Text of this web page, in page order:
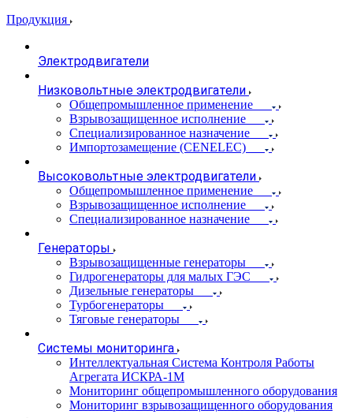
Продукция
Электродвигатели
Низковольтные электродвигатели
Общепромышленное применение
Взрывозащищенное исполнение
Специализированное назначение
Импортозамещение (CENELEC)
Высоковольтные электродвигатели
Общепромышленное применение
Взрывозащищенное исполнение
Специализированное назначение
Генераторы
Взрывозащищенные генераторы
Гидрогенераторы для малых ГЭС
Дизельные генераторы
Турбогенераторы
Тяговые генераторы
Системы мониторинга
Интеллектуальная Система Контроля Работы
Агрегата ИСКРА-1М
Мониторинг общепромышленного оборудования
Мониторинг взрывозащищенного оборудования